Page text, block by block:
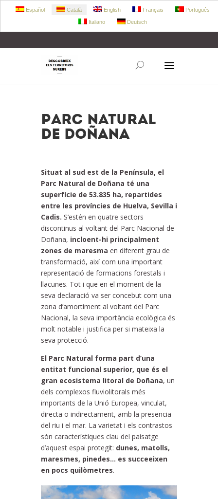
Parc Natural
de Doñana
Situat al sud est de la Península, el
Parc Natural de Doñana té una
superfície de 53.835 ha, repartides
entre les províncies de Huelva, Sevilla i
Cadis. S’estén en quatre sectors
discontinus al voltant del Parc Nacional de
Doñana, incloent-hi principalment
zones de maresma en diferent grau de
transformació, així com una important
representació de formacions forestals i
llacunes. Tot i que en el moment de la
seva declaració va ser concebut com una
zona d’amortiment al voltant del Parc
Nacional, la seva importància ecològica és
molt notable i justifica per si mateixa la
seva protecció.
El Parc Natural forma part d’una
entitat funcional superior, que és el
gran ecosistema litoral de Doñana, un
dels complexos fluviolitorals més
importants de la Unió Europea, vinculat,
directa o indirectament, amb la presencia
del riu i el mar. La varietat i els contrastos
són característiques clau del paisatge
d’aquest espai protegit: dunes, matolls,
maresmes, pinedes… es succeeixen
en pocs quilòmetres.
Español Català English Français Português
Italiano Deutsch